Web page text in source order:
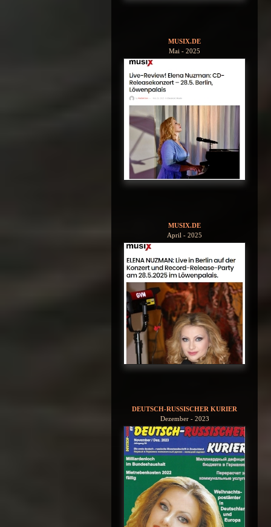
MUSIX.DE
Mai - 2025
MUSIX.DE
April - 2025
DEUTSCH-RUSSISCHER KURIER
Dezember - 2023